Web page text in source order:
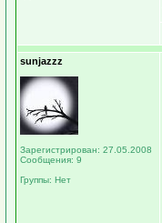
sunjazzz
Зарегистрирован: 27.05.2008
Сообщения: 9
Группы: Нет